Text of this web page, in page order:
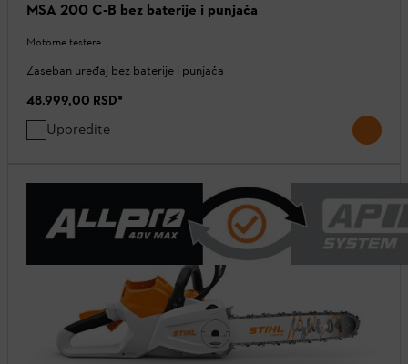
MSA 200 C-B bez baterije i punjača
Motorne testere
Zaseban uređaj bez baterije i punjača
48.999,00 RSD*
Uporedite